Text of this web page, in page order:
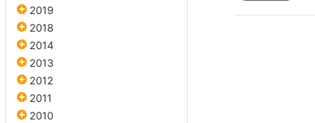
2019
2018
2014
2013
2012
2011
2010